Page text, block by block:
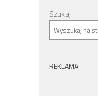
Szukaj
REKLAMA